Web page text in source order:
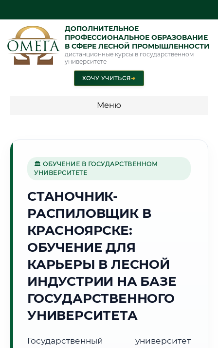
ДОПОЛНИТЕЛЬНОЕ
ПРОФЕССИОНАЛЬНОЕ ОБРАЗОВАНИЕ
В СФЕРЕ ЛЕСНОЙ ПРОМЫШЛЕННОСТИ
дистанционные курсы в государственном
университете
ХОЧУ УЧИТЬСЯ➜
Меню
промышленность"
🌲
Г. КРАСНОЯРСК
Точное местное время:
03:56:01
Вторник, 11 Августа
Погода в г. Красноярск:
🌅 Восход:05:09 🌇 Закат:20:38
Световой день: 15 ч. 29 мин.
📍 Региональная справка г. Красноярск
🏛 ОБУЧЕНИЕ В ГОСУДАРСТВЕННОМ
УНИВЕРСИТЕТЕ
СТАНОЧНИК-
РАСПИЛОВЩИК В
КРАСНОЯРСКЕ:
ОБУЧЕНИЕ ДЛЯ
КАРЬЕРЫ В ЛЕСНОЙ
ИНДУСТРИИ НА БАЗЕ
ГОСУДАРСТВЕННОГО
УНИВЕРСИТЕТА
Государственный университет